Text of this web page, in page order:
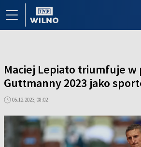
Maciej Lepiato triumfuje w
Guttmanny 2023 jako
05.12.2023, 08:02